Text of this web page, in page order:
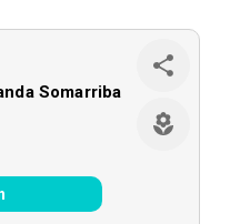
Somarriba